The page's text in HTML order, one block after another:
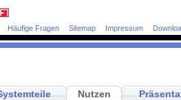
Häufige Fragen Sitemap Impressum
Nutzen